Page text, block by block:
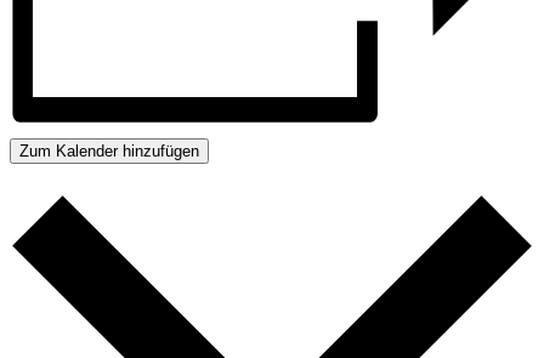
Zum Kalender hinzufügen